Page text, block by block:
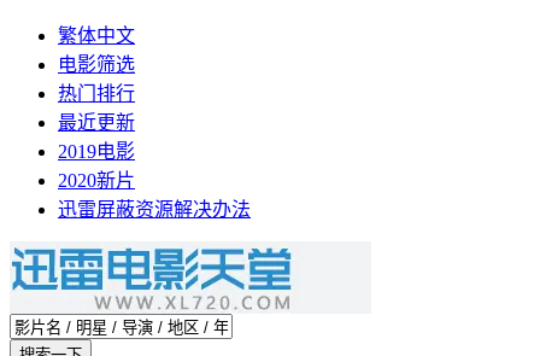
繁体中文
电影筛选
热门排行
最近更新
2019电影
2020新片
迅雷屏蔽资源解决办法